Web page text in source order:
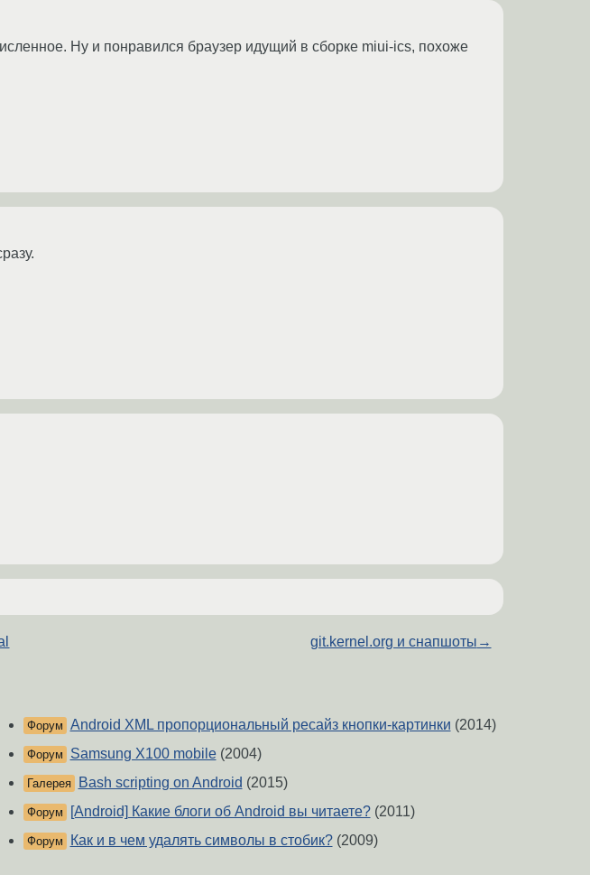
Ну и понравился браузер идущий в сборке miui-ics, похоже
git.kernel.org и снапшоты →
Форум Android XML пропорциональный ресайз кнопки-картинки (2014)
Форум Samsung X100 mobile(2004)
Галерея Bash scripting on Android (2015)
Форум [Android] Какие блоги об Android вы читаете?(2011)
Форум Как и в чем удалять символы в стобик?(2009)